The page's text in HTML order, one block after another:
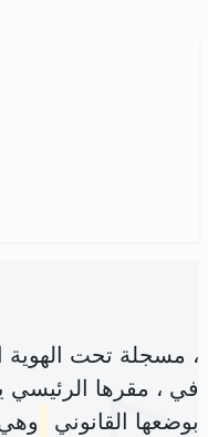
، مسجلة تحت الهوية
في ، مقرها الرئيسي
بوضعها القانوني